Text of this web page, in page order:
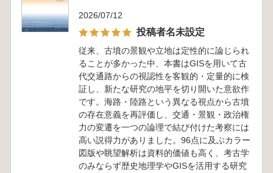
2026/07/12
投稿者名未設定
従来、古墳の景観や立地は定性的に論じられ
ることが多かった中、本書はGISを用いて古
代交通路からの視認性を客観的・定量的に検
証し、新たな研究の地平を切り開いた意欲作
です。海路・陸路という異なる視点から古墳
の存在意義を再評価し、交通・景観・政治権
力の変遷を一つの論理で結び付けた考察には
高い説得力がありました。96点に及ぶカラー
図版や眺望解析は資料的価値も高く、考古学
のみならず歴史地理学やGISを活用する研究